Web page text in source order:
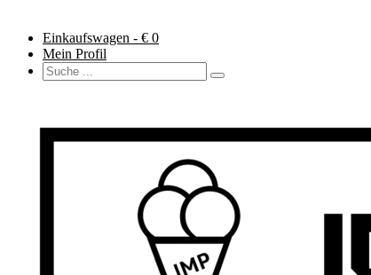
Einkaufswagen - € 0
Mein Profil